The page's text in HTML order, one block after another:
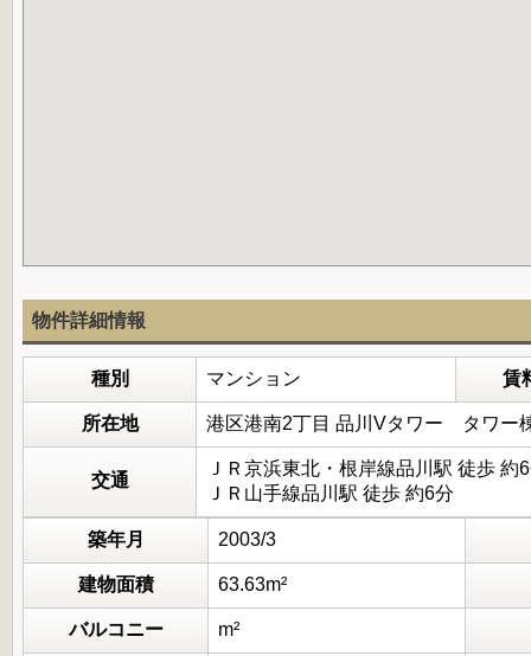
物件詳細情報
種別 マンション 賃
所在地 港区港南2丁目 品川Vタワー タワー
交通
ＪＲ京浜東北・根岸線品川駅 徒歩 約
ＪＲ山手線品川駅 徒歩 約6分
築年月 2003/3
建物面積 63.63m²
バルコニー m²